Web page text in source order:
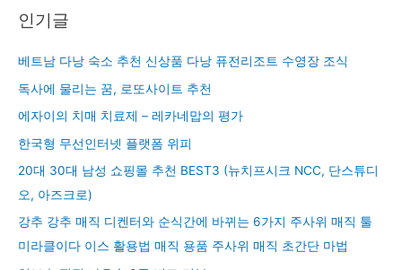
인기글
베트남 다낭 숙소 추천 신상품 다낭 퓨전리조트 수영장 조식
독사에 물리는 꿈, 로또사이트 추천
에자이의 치매 치료제 – 레카네맙의 평가
한국형 무선인터넷 플랫폼 위피
20대 30대 남성 쇼핑몰 추천 BEST3 (뉴치프시크 NCC, 단스튜디
오, 아즈크로)
강추 강추 매직 디켄터와 순식간에 바뀌는 6가지 주사위 매직 툴
미라클이다 이스 활용법 매직 용품 주사위 매직 초간단 마법